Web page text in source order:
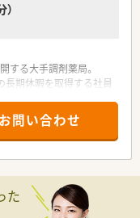
をしていただけます。
学校1年生終了時まで
様には非常に働きやすい
する大手調剤薬局。
期休暇を取得する社員
可外保育園の優先入園
スなど、子育てとの両立
活かせる5年間のEラー
学病院実務研修や病院勤
ムなど、専門性を伸ば
お問い合わせ
た